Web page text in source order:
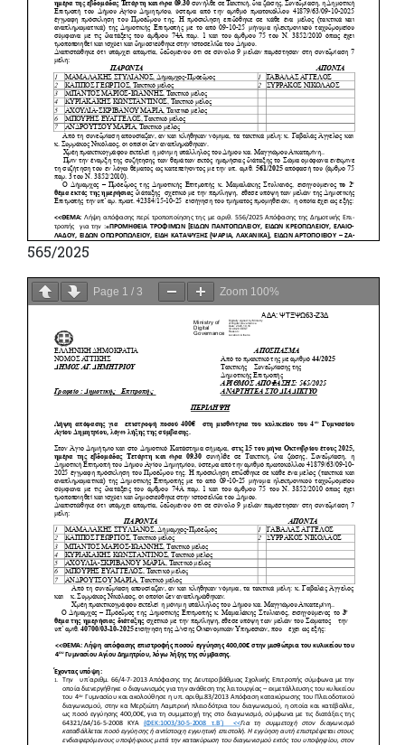
565/2025
Page 1 / 3 Zoom 100%